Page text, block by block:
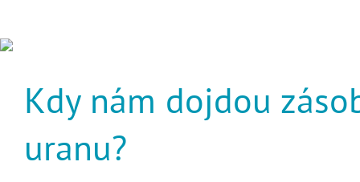
Kdy nám dojdou
uranu?